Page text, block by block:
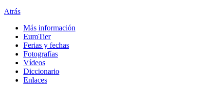
Atrás
Más información
EuroTier
Ferias y fechas
Fotografías
Vídeos
Diccionario
Enlaces